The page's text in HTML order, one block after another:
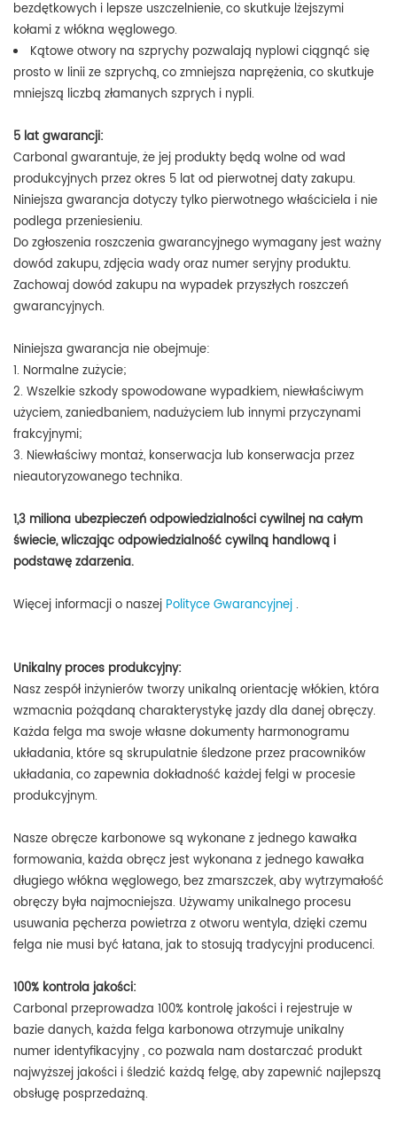
bezdętkowych i lepsze uszczelnienie, co skutkuje lżejszymi
kołami z włókna węglowego.
Kątowe otwory na szprychy pozwalają nyplowi ciągnąć się
prosto w linii ze szprychą, co zmniejsza naprężenia, co skutkuje
mniejszą liczbą złamanych szprych i nypli.
5 lat gwarancji:
Carbonal gwarantuje, że jej produkty będą wolne od wad
produkcyjnych przez okres 5 lat od pierwotnej daty zakupu.
Niniejsza gwarancja dotyczy tylko pierwotnego właściciela i nie
podlega przeniesieniu.
Do zgłoszenia roszczenia gwarancyjnego wymagany jest ważny
dowód zakupu, zdjęcia wady oraz numer seryjny produktu.
Zachowaj dowód zakupu na wypadek przyszłych roszczeń
gwarancyjnych.
Niniejsza gwarancja nie obejmuje:
1. Normalne zużycie;
2. Wszelkie szkody spowodowane wypadkiem, niewłaściwym
użyciem, zaniedbaniem, nadużyciem lub innymi przyczynami
frakcyjnymi;
3. Niewłaściwy montaż, konserwacja lub konserwacja przez
nieautoryzowanego technika.
1,3 miliona ubezpieczeń odpowiedzialności cywilnej na całym
świecie, wliczając odpowiedzialność cywilną handlową i
podstawę zdarzenia.
Więcej informacji o naszej Polityce Gwarancyjnej.
Unikalny proces produkcyjny:
Nasz zespół inżynierów tworzy unikalną orientację włókien, która
wzmacnia pożądaną charakterystykę jazdy dla danej obręczy.
Każda felga ma swoje własne dokumenty harmonogramu
układania, które są skrupulatnie śledzone przez pracowników
układania, co zapewnia dokładność każdej felgi w procesie
produkcyjnym.
Nasze obręcze karbonowe są wykonane z jednego kawałka
formowania, każda obręcz jest wykonana z jednego kawałka
długiego włókna węglowego, bez zmarszczek, aby wytrzymałość
obręczy była najmocniejsza. Używamy unikalnego procesu
usuwania pęcherza powietrza z otworu wentyla, dzięki czemu
felga nie musi być łatana, jak to stosują tradycyjni producenci.
100% kontrola jakości:
Carbonal przeprowadza 100% kontrolę jakości i rejestruje w
bazie danych, każda felga karbonowa otrzymuje unikalny
numer identyfikacyjny, co pozwala nam dostarczać produkt
najwyższej jakości i śledzić każdą felgę, aby zapewnić najlepszą
obsługę posprzedażną.